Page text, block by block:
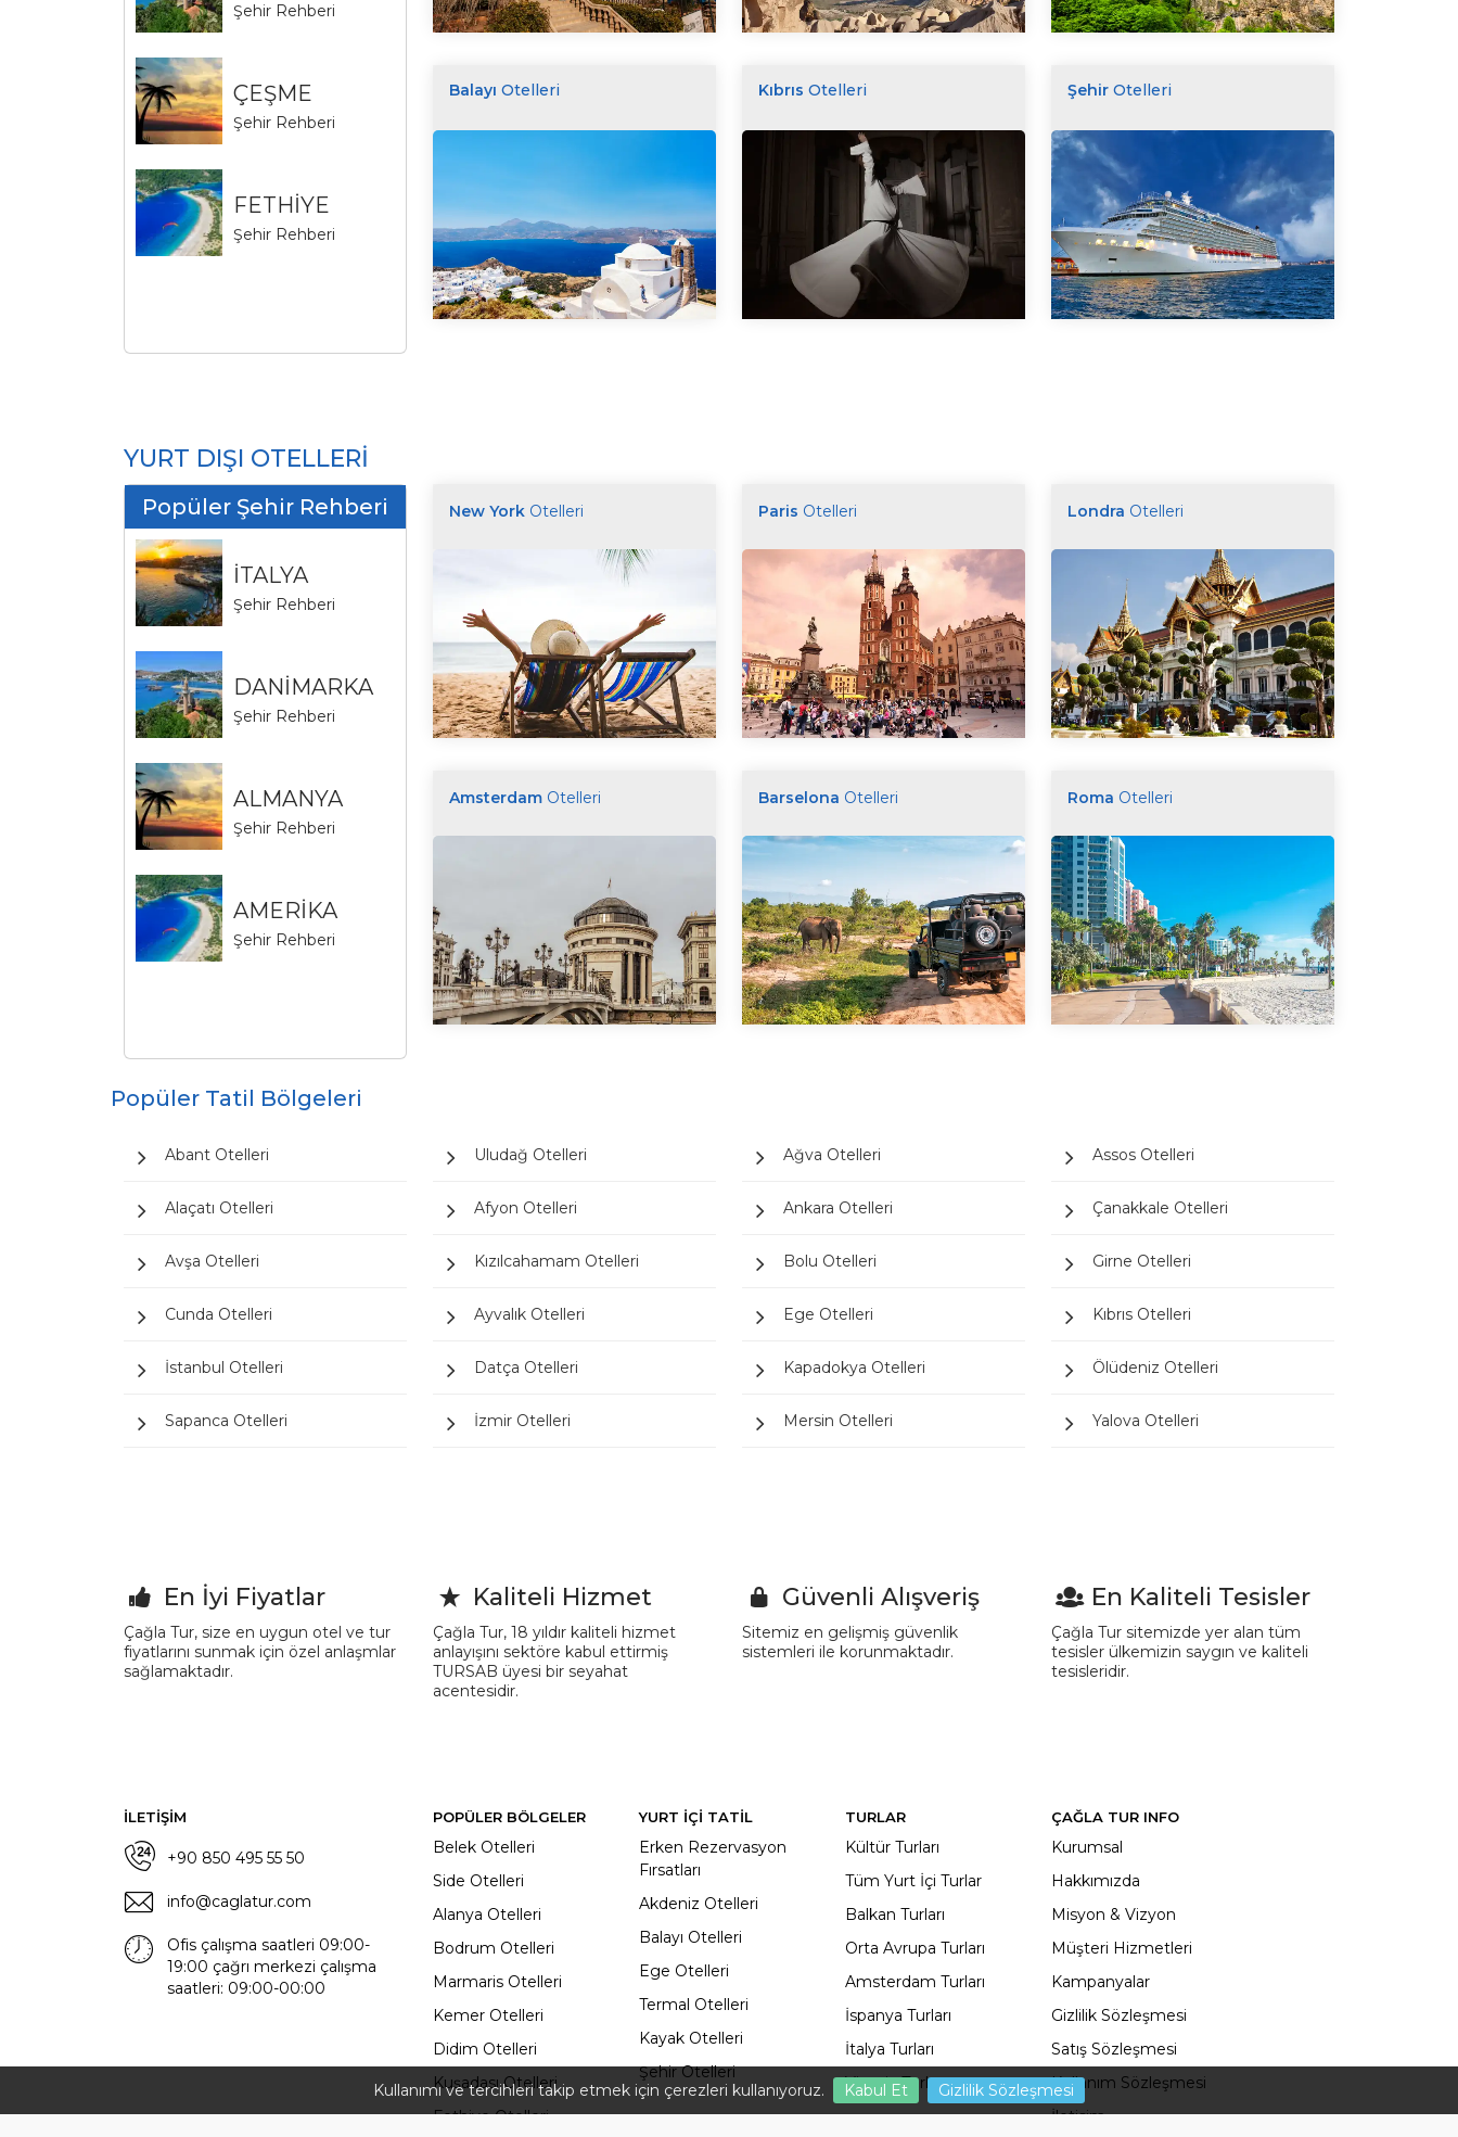
Kullanımı ve tercihleri ​​takip etmek için çerezleri kullanıyoruz. Kabul Et Gizlilik Sözleşmesi
Şehir Rehberi
ÇEŞME
Şehir Rehberi
FETHİYE
Şehir Rehberi
Balayı Otelleri Kıbrıs Otelleri Şehir Otelleri
YURT DIŞI OTELLERİ
Popüler Şehir Rehberi
İTALYA
Şehir Rehberi
DANİMARKA
Şehir Rehberi
ALMANYA
Şehir Rehberi
AMERİKA
Şehir Rehberi
New York Otelleri Paris Otelleri Londra Otelleri
Amsterdam Otelleri Barselona Otelleri Roma Otelleri
Popüler Tatil Bölgeleri
Abant Otelleri
Alaçatı Otelleri
Avşa Otelleri
Cunda Otelleri
İstanbul Otelleri
Sapanca Otelleri
Uludağ Otelleri
Afyon Otelleri
Kızılcahamam Otelleri
Ayvalık Otelleri
Datça Otelleri
İzmir Otelleri
Ağva Otelleri
Ankara Otelleri
Bolu Otelleri
Ege Otelleri
Kapadokya Otelleri
Mersin Otelleri
Assos Otelleri
Çanakkale Otelleri
Girne Otelleri
Kıbrıs Otelleri
Ölüdeniz Otelleri
Yalova Otelleri
En İyi Fiyatlar
Çağla Tur, size en uygun otel ve tur
fiyatlarını sunmak için özel anlaşmlar
sağlamaktadır.
Kaliteli Hizmet
Çağla Tur, 18 yıldır kaliteli hizmet
anlayışını sektöre kabul ettirmiş
TURSAB üyesi bir seyahat
acentesidir.
Güvenli Alışveriş
Sitemiz en gelişmiş güvenlik
sistemleri ile korunmaktadır.
En Kaliteli Tesisler
Çağla Tur sitemizde yer alan tüm
tesisler ülkemizin saygın ve kaliteli
tesisleridir.
İLETİŞİM
+90 850 495 55 50
info@caglatur.com
Ofis çalışma saatleri 09:00-
19:00 çağrı merkezi çalışma
saatleri: 09:00-00:00
POPÜLER BÖLGELER
Belek Otelleri
Side Otelleri
Alanya Otelleri
Bodrum Otelleri
Marmaris Otelleri
Kemer Otelleri
Didim Otelleri
Kuşadası Otelleri
Fethiye Otelleri
YURT İÇİ TATİL
Erken Rezervasyon
Fırsatları
Akdeniz Otelleri
Balayı Otelleri
Ege Otelleri
Termal Otelleri
Kayak Otelleri
Şehir Otelleri
TURLAR
Kültür Turları
Tüm Yurt İçi Turlar
Balkan Turları
Orta Avrupa Turları
Amsterdam Turları
İspanya Turları
İtalya Turları
Vizesiz Turları
ÇAĞLA TUR INFO
Kurumsal
Hakkımızda
Misyon & Vizyon
Müşteri Hizmetleri
Kampanyalar
Gizlilik Sözleşmesi
Satış Sözleşmesi
Kullanım Sözleşmesi
İletisim